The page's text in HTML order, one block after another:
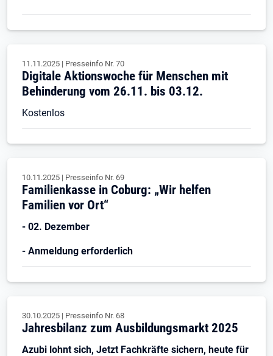
11.11.2025 | Presseinfo Nr. 70
Digitale Aktionswoche für Menschen mit
Behinderung vom 26.11. bis 03.12.
Kostenlos
10.11.2025 | Presseinfo Nr. 69
Familienkasse in Coburg: „Wir helfen
Familien vor Ort“
- 02. Dezember
- Anmeldung erforderlich
30.10.2025 | Presseinfo Nr. 68
Jahresbilanz zum Ausbildungsmarkt 2025
Azubi lohnt sich, Jetzt Fachkräfte sichern, heute für